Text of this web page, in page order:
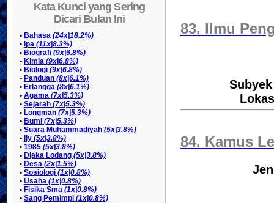
Kata Kunci yang Sering
Dicari Bulan Ini
• Bahasa (24x|18.2%)
• Ipa (11x|8.3%)
• Biografi (9x|6.8%)
• Kimia (9x|6.8%)
• Biologi (9x|6.8%)
• Panduan (8x|6.1%)
• Erlangga (8x|6.1%)
• Agama (7x|5.3%)
• Sejarah (7x|5.3%)
• Longman (7x|5.3%)
• Bumi (7x|5.3%)
• Suara Muhammadiyah (5x|3.8%)
•
Ily (5x|3.8%)
• 1985 (5x|3.8%)
• Djaka Lodang (5x|3.8%)
• Desa (2x|1.5%)
• Sosiologi (1x|0.8%)
• Usaha (1x|0.8%)
• Fisika Sma (1x|0.8%)
• Sang Pemimpi (1x|0.8%)
83. Ilmu
84. Kamus